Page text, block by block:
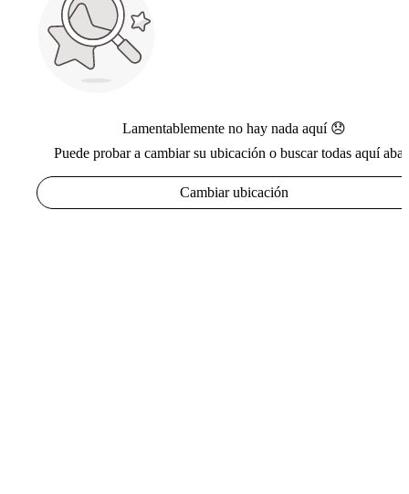
Lamentablemente no hay nada aquí 😞
Puede probar a cambiar su ubicación o buscar todas aquí
Cambiar ubicación